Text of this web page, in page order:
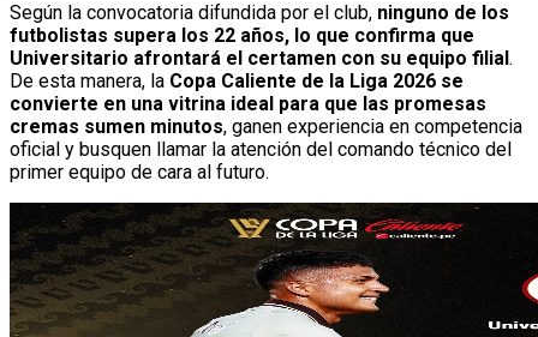
Según la convocatoria difundida por el club, ninguno de los
futbolistas supera los 22 años, lo que confirma que
Universitario afrontará el certamen con su equipo filial.
De esta manera, la Copa Caliente de la Liga 2026 se
convierte en una vitrina ideal para que las promesas
cremas sumen minutos, ganen experiencia en competencia
oficial y busquen llamar la atención del comando técnico del
primer equipo de cara al futuro.